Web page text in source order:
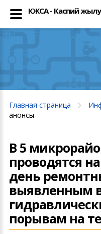
Главная страница
анонсы
В 5
проводятся
день
выявленным
порывам на
КЖСА - Каспий